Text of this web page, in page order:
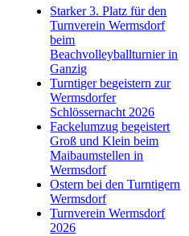
Starker 3. Platz für den
Turnverein Wermsdorf
beim
Beachvolleyballturnier in
Ganzig
Turntiger begeistern zur
Wermsdorfer
Schlössernacht 2026
Fackelumzug begeistert
Groß und Klein beim
Maibaumstellen in
Wermsdorf
Ostern bei den Turntigern
Wermsdorf
Turnverein Wermsdorf
2026